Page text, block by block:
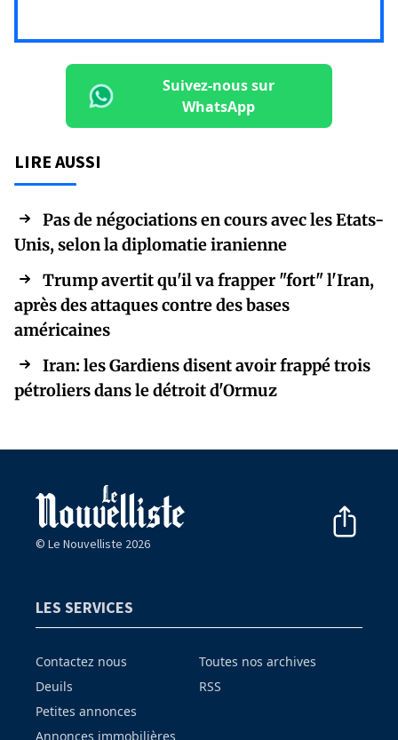
Suivez-nous sur
WhatsApp
LIRE AUSSI
Pas de négociations en cours avec les Etats-
Unis, selon la diplomatie iranienne
Trump avertit qu'il va frapper "fort" l'Iran,
après des attaques contre des bases
américaines
Iran: les Gardiens disent avoir frappé trois
pétroliers dans le détroit d'Ormuz
© Le Nouvelliste 2026
LES SERVICES
Contactez nous
Deuils
Petites annonces
Annonces immobilières
Toutes nos archives
RSS